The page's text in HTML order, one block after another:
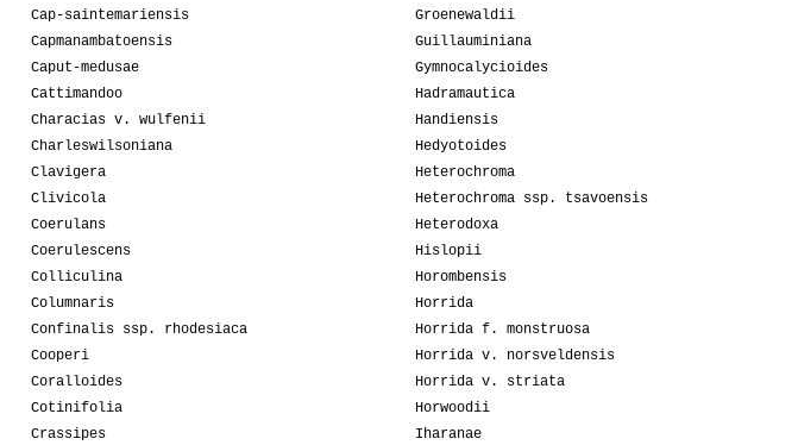
Cap-saintemariensis
Capmanambatoensis
Caput-medusae
Cattimandoo
Characias v. wulfenii
Charleswilsoniana
Clavigera
Clivicola
Coerulans
Coerulescens
Colliculina
Columnaris
Confinalis ssp. rhodesiaca
Cooperi
Coralloides
Cotinifolia
Crassipes
Groenewaldii
Guillauminiana
Gymnocalycioides
Hadramautica
Handiensis
Hedyotoides
Heterochroma
Heterochroma ssp. tsavoensis
Heterodoxa
Hislopii
Horombensis
Horrida
Horrida f. monstruosa
Horrida v. norsveldensis
Horrida v. striata
Horwoodii
Iharanae